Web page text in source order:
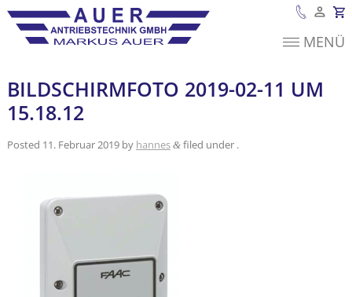
Es befinden sichMENÜ
BILDSCHIRMFOTO 2019-02-11 UM
15.18.12
Posted 11. Februar 2019by hannes &filed under .